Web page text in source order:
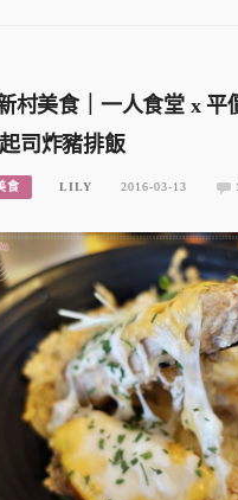
村美食｜一人食堂 x 平
司炸豬排飯
食 LILY 2016-03-13